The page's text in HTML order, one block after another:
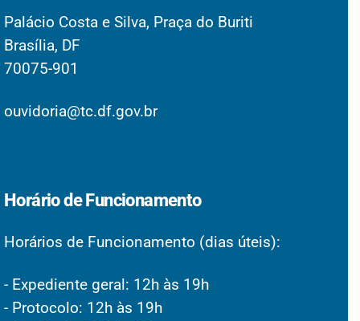
Palácio Costa e Silva, Praça do Buriti
Brasília, DF
70075-901
ouvidoria@tc.df.gov.br
Horário de Funcionamento
Horários de Funcionamento (dias úteis):
- Expediente geral: 12h às 19h
- Protocolo: 12h às 19h